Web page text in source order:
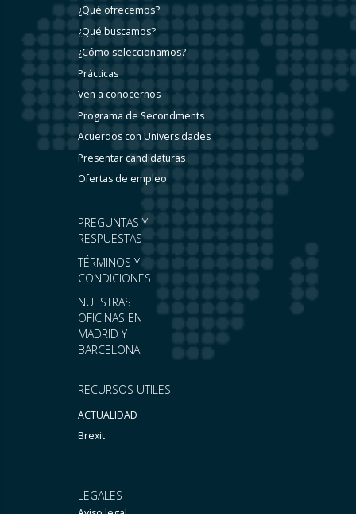
RECURSOS UTILES
ACTUALIDAD
Brexit
PREGUNTAS Y
RESPUESTAS
TÉRMINOS Y
CONDICIONES
NUESTRAS
OFICINAS EN
MADRID Y
BARCELONA
¿Qué ofrecemos?
¿Qué buscamos?
¿Cómo seleccionamos?
Prácticas
Ven a conocernos
Programa de Secondments
Acuerdos con Universidades
Presentar candidaturas
Ofertas de empleo
LEGALES